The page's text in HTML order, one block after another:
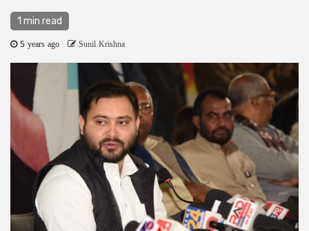
1 min read
5 years ago Sunil Krishna